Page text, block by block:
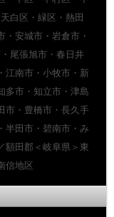
白区・緑区・熱田
・安城市・岩倉市・
尾張旭市・春日井
江南市・小牧市・新
多市・知立市・津島
市・豊橋市・長久手
半田市・碧南市・み
額田郡＜岐阜県＞東
信地区